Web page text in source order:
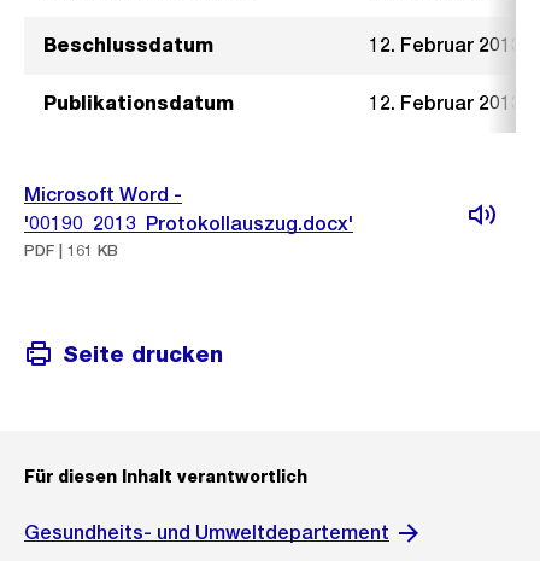
Beschlussdatum 12. Februar 2013
Publikationsdatum 12. Februar 2013
Microsoft Word -
'00190_2013_Protokollauszug.docx'
PDF | 161 KB
Seite drucken
Für diesen Inhalt verantwortlich
Gesundheits- und Umweltdepartement